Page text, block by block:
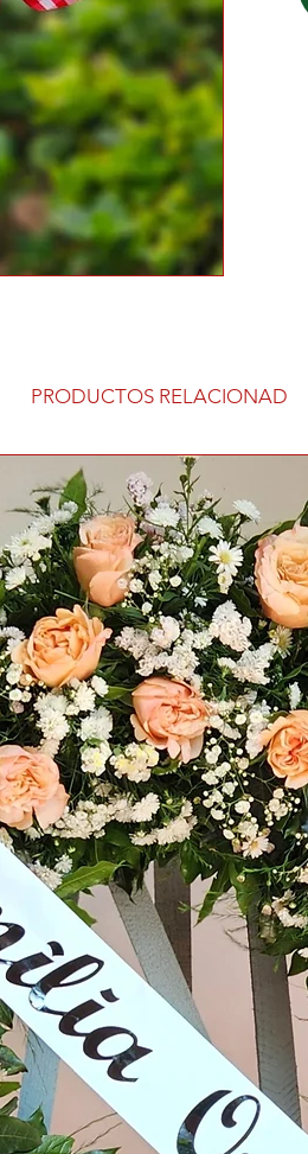
PRODUCTOS RELACIONAD